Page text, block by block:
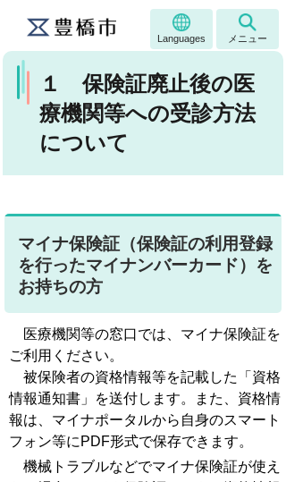
Languages メニュー
１ 保険証廃止後の医
療機関等への受診方法
について
マイナ保険証（保険証の利用登録
を行ったマイナンバーカード）を
お持ちの方
医療機関等の窓口では、マイナ保険証を
ご利用ください。
被保険者の資格情報等を記載した「資格
情報通知書」を送付します。また、資格情
報は、マイナポータルから自身のスマート
フォン等にPDF形式で保存できます。
機械トラブルなどでマイナ保険証が使え